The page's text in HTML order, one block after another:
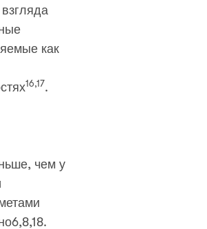
как
16,17.
чем у